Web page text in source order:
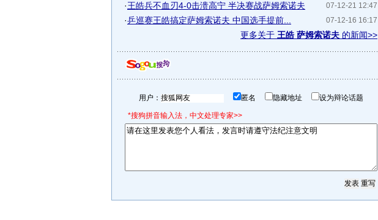
07-12-21 12:47
·王皓兵不血刃4-0击溃高宁 半决赛战萨姆索诺夫
07-12-16 16:17
·乒巡赛王皓搞定萨姆索诺夫 中国选手提前...
更多关于 王皓 萨姆索诺夫 的新闻>>
用户： 匿名 隐藏地址 设为辩论话题
*搜狗拼音输入法，中文处理专家>>